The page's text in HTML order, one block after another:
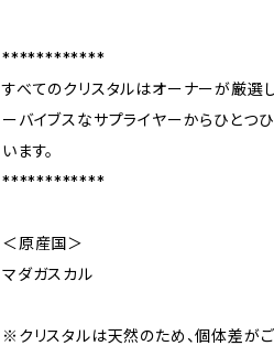
************
すべてのクリスタルはオーナーが厳選
ーバイブスなサプライヤーからひとつ
います。
************
＜原産国＞
マダガスカル
※クリスタルは天然のため、個体差が